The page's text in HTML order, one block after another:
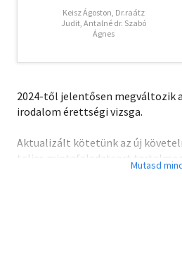
Keisz Ágoston, Dr.raátz
Judit, Antalné dr. Szabó
Ágnes
2024-től jelentősen megváltozik
irodalom érettségi vizsga.
Aktualizált kötetünk az új
teljes mintafeladatsort
irodalmi feladatlapot, amelyeket